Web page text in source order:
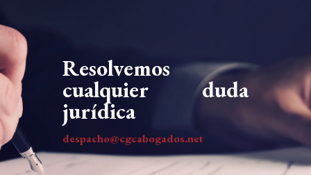
Resolvemos
cualquier duda
jurídica
despacho@cgcabogados.net